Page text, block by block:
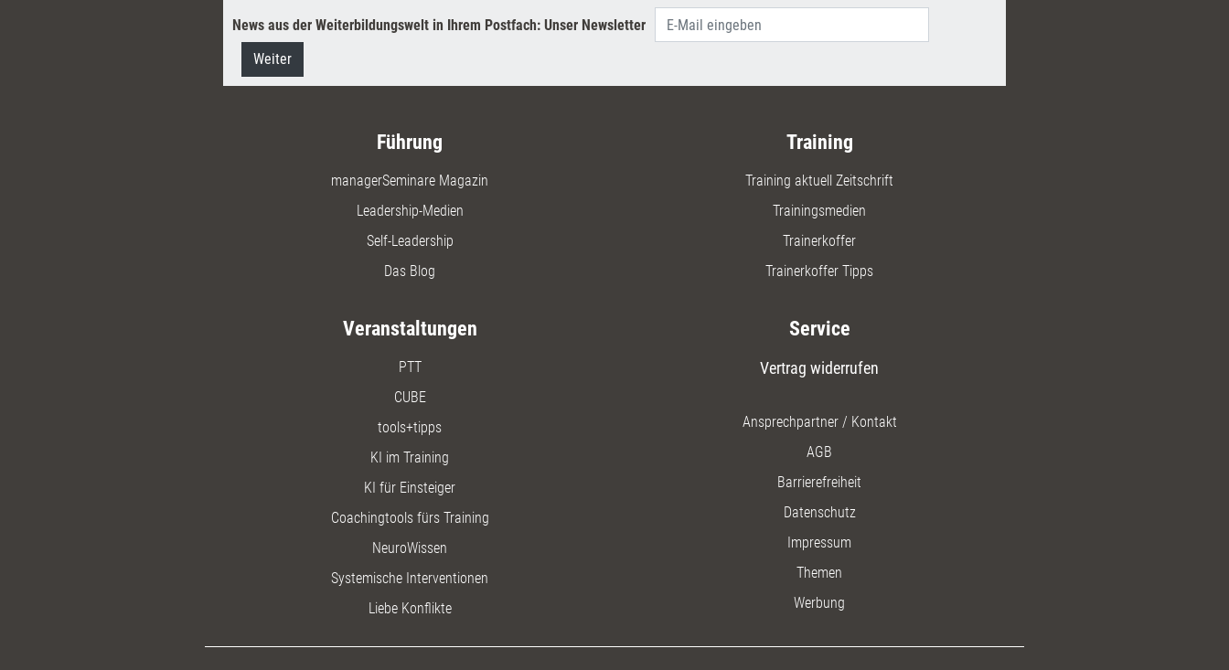
News aus der Weiterbildungswelt in Ihrem Postfach: Unser Newsletter
Weiter
Führung
managerSeminare Magazin
Leadership-Medien
Self-Leadership
Das Blog
Training
Training aktuell Zeitschrift
Trainingsmedien
Trainerkoffer
Trainerkoffer Tipps
Veranstaltungen
PTT
CUBE
tools+tipps
KI im Training
KI für Einsteiger
Coachingtools fürs Training
NeuroWissen
Systemische Interventionen
Liebe Konflikte
Service
Vertrag widerrufen
Ansprechpartner / Kontakt
AGB
Barrierefreiheit
Datenschutz
Impressum
Themen
Werbung